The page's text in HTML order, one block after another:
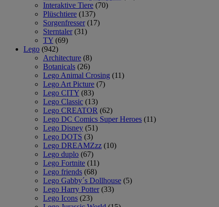
Interaktive Tiere (70)
Plüschtiere (137)
Sorgenfresser (17)
Sterntaler (31)
TY (69)
Lego (942)
Architecture (8)
Botanicals (26)
Lego Animal Crosing (11)
Lego Art Picture (7)
Lego CITY (83)
Lego Classic (13)
Lego CREATOR (62)
Lego DC Comics Super Heroes (11)
Lego Disney (51)
Lego DOTS (3)
Lego DREAMZzz (10)
Lego duplo (67)
Lego Fortnite (11)
Lego friends (68)
Lego Gabby´s Dollhouse (5)
Lego Harry Potter (33)
Lego Icons (23)